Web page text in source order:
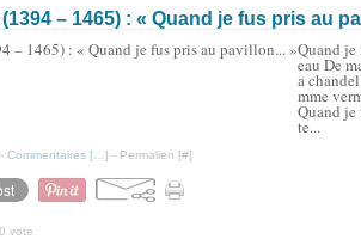
– 1465) : « Quand je fus pris au
Quand
eau De
a
mme
Quand je
te...
Commentaires [ ] - Permalien [#]
0 vote